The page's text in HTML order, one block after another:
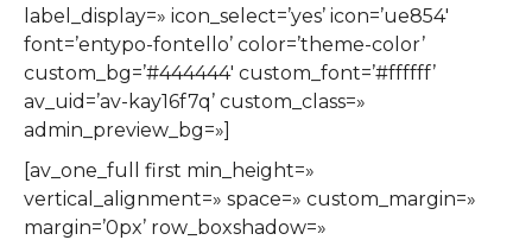
label_display=» icon_select=’yes’ icon=’ue854′
font=’entypo-fontello’ color=’theme-color’
custom_bg=’#444444′ custom_font=’#ffffff’
av_uid=’av-kay16f7q’ custom_class=»
admin_preview_bg=»]
[av_one_full first min_height=»
vertical_alignment=» space=» custom_margin=»
margin=’0px’ row_boxshadow=»